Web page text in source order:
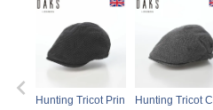
Hunting Tricot Prin
Hunting Tricot